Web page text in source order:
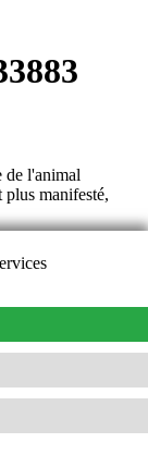
de l'animal
plus manifesté,
sont plus
Nous vous